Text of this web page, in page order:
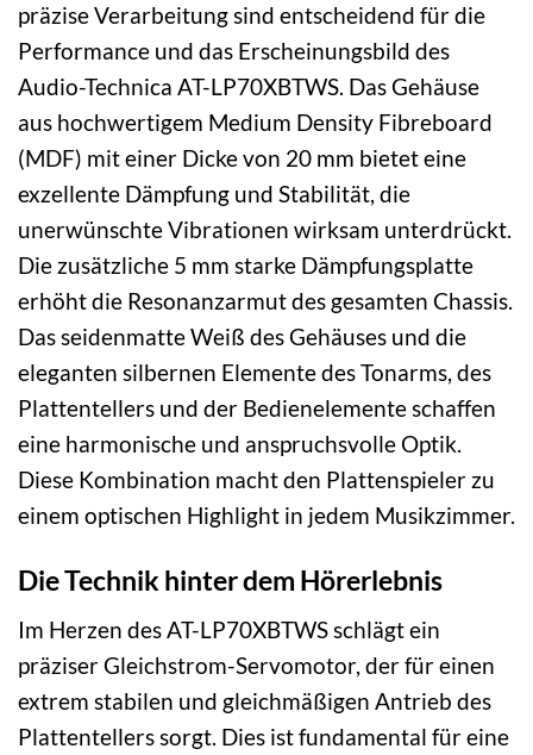
präzise Verarbeitung sind entscheidend für die
Performance und das Erscheinungsbild des
Audio-Technica AT-LP70XBTWS. Das Gehäuse
aus hochwertigem Medium Density Fibreboard
(MDF) mit einer Dicke von 20 mm bietet eine
exzellente Dämpfung und Stabilität, die
unerwünschte Vibrationen wirksam unterdrückt.
Die zusätzliche 5 mm starke Dämpfungsplatte
erhöht die Resonanzarmut des gesamten Chassis.
Das seidenmatte Weiß des Gehäuses und die
eleganten silbernen Elemente des Tonarms, des
Plattentellers und der Bedienelemente schaffen
eine harmonische und anspruchsvolle Optik.
Diese Kombination macht den Plattenspieler zu
einem optischen Highlight in jedem Musikzimmer.
Die Technik hinter dem Hörerlebnis
Im Herzen des AT-LP70XBTWS schlägt ein
präziser Gleichstrom-Servomotor, der für einen
extrem stabilen und gleichmäßigen Antrieb des
Plattentellers sorgt. Dies ist fundamental für eine